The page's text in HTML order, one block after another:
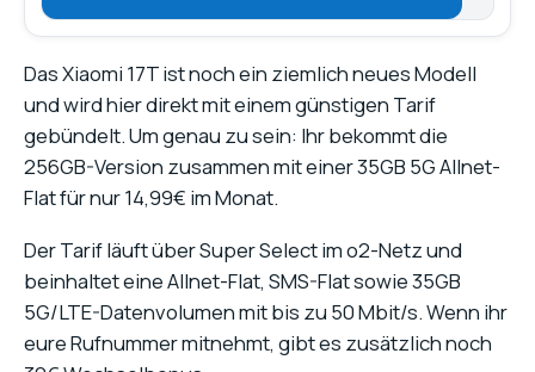
Das Xiaomi 17T ist noch ein ziemlich neues Modell
und wird hier direkt mit einem günstigen Tarif
gebündelt. Um genau zu sein: Ihr bekommt die
256GB-Version zusammen mit einer 35GB 5G Allnet-
Flat für nur 14,99€ im Monat.
Der Tarif läuft über Super Select im o2-Netz und
beinhaltet eine Allnet-Flat, SMS-Flat sowie 35GB
5G/LTE-Datenvolumen mit bis zu 50 Mbit/s. Wenn ihr
eure Rufnummer mitnehmt, gibt es zusätzlich noch